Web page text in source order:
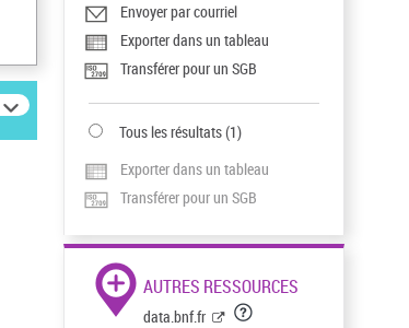
Envoyer par courriel
Exporter dans un tableau
Transférer pour un SGB
Tous les résultats(1)
Exporter dans un tableau
Transférer pour un SGB
AUTRES RESSOURCES
data.bnf.fr